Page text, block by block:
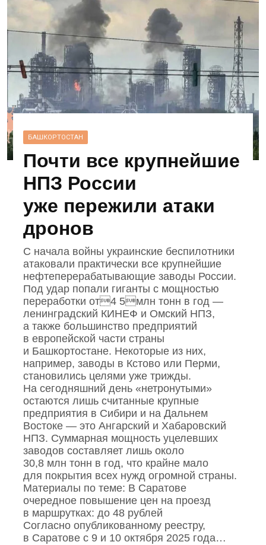
БАШКОРТОСТАН
Почти все крупнейшие
НПЗ России
уже пережили атаки
дронов
С начала войны украинские беспилотники
атаковали практически все крупнейшие
нефтеперерабатывающие заводы России.
Под удар попали гиганты с мощностью
переработки от4 5млн тонн в год —
ленинградский КИНЕФ и Омский НПЗ,
а также большинство предприятий
в европейской части страны
и Башкортостане. Некоторые из них,
например, заводы в Кстово или Перми,
становились целями уже трижды.
На сегодняшний день «нетронутыми»
остаются лишь считанные крупные
предприятия в Сибири и на Дальнем
Востоке — это Ангарский и Хабаровский
НПЗ. Суммарная мощность уцелевших
заводов составляет лишь около
30,8 млн тонн в год, что крайне мало
для покрытия всех нужд огромной страны.
Материалы по теме: В Саратове
очередное повышение цен на проезд
в маршрутках: до 48 рублей
Согласно опубликованному реестру,
в Саратове с 9 и 10 октября 2025 года…